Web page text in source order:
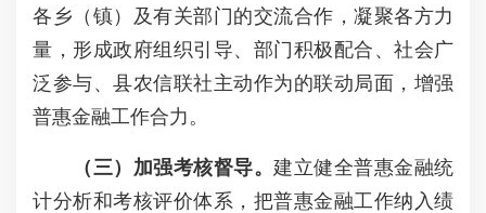
各乡（镇）及有关部门的交流合作，凝聚各方力
量，形成政府组织引导、部门积极配合、社会广
泛参与、县农信联社主动作为的联动局面，增强
普惠金融工作合力。
（三）加强考核督导。 建立健全普惠金融统
计分析和考核评价体系，把普惠金融工作纳入绩